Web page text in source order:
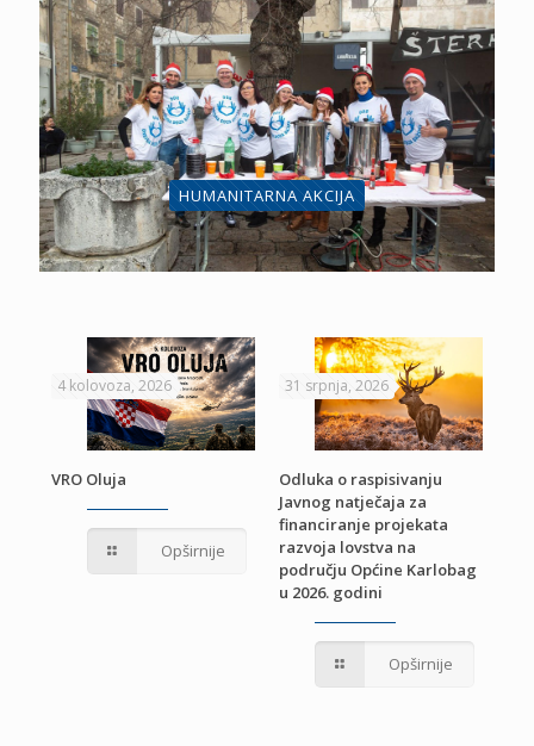
HUMANITARNA AKCIJA
4 kolovoza, 2026
VRO Oluja
Opširnije
31 srpnja, 2026
Odluka o raspisivanju
Javnog natječaja za
financiranje projekata
razvoja lovstva na
području Općine Karlobag
u 2026. godini
Opširnije